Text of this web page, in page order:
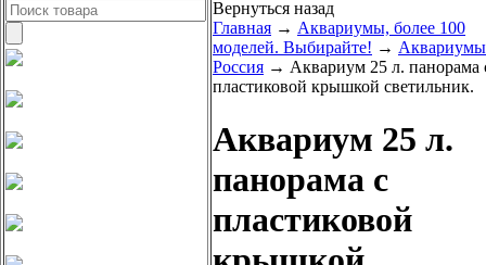
Вернуться назад
Главная → Аквариумы, более 100
моделей. Выбирайте! → Аквариумы
Россия → Аквариум 25 л. панорама
пластиковой крышкой светильник.
Аквариум 25 л.
панорама с
пластиковой